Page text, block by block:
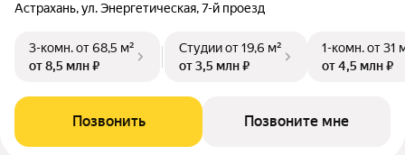
Астрахань, ул. Энергетическая, 7-й проезд
3-комн.от 68,5 м²
от 8,5 млн ₽
Студииот 19,6 м²
от 3,5 млн ₽
1-комн.от 31
от 4,5 млн ₽
Позвонить Позвоните мне